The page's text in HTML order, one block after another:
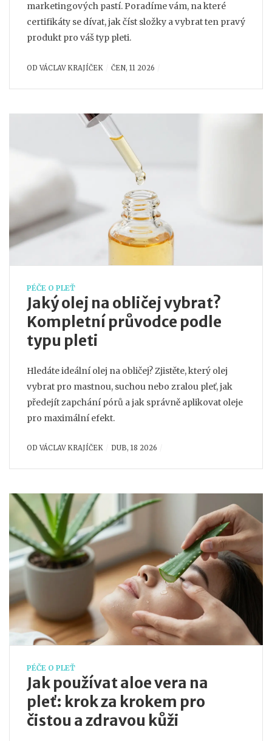
marketingových pastí. Poradíme vám, na které
certifikáty se dívat, jak číst složky a vybrat ten pravý
produkt pro váš typ pleti.
ODVÁCLAV KRAJÍČEK ČEN, 11 2026
PÉČE O PLEŤ
Jaký olej na obličej vybrat?
Kompletní průvodce podle
typu pleti
Hledáte ideální olej na obličej? Zjistěte, který olej
vybrat pro mastnou, suchou nebo zralou pleť, jak
předejít zapchání pórů a jak správně aplikovat oleje
pro maximální efekt.
ODVÁCLAV KRAJÍČEK DUB, 18 2026
PÉČE O PLEŤ
Jak používat aloe vera na
pleť: krok za krokem pro
čistou a zdravou kůži